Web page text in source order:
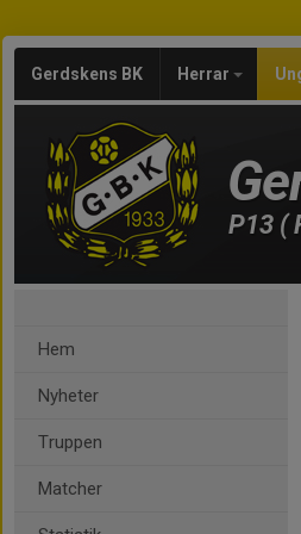
Gerdskens BK Herrar
P13 (
Hem
Nyheter
Truppen
Matcher